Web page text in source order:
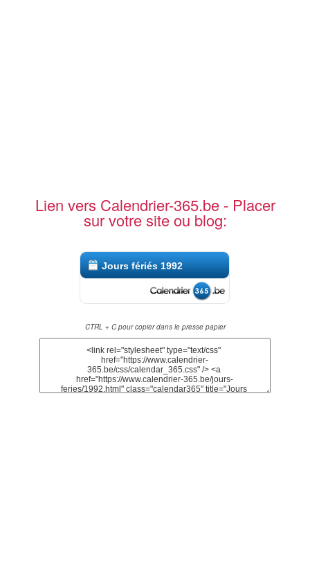
Lien vers Calendrier-365.be - Placer
sur votre site ou blog:
Jours fériés 1992
CTRL + C pour copier dans le presse papier